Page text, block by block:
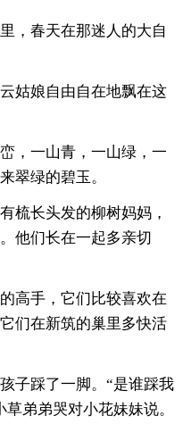
春天在那迷人的大自
娘自由自在地飘在这
一山青，一山绿，一
翠绿的碧玉。
长头发的柳树妈妈，
他们长在一起多亲切
手，它们比较喜欢在
们在新筑的巢里多快活
踩了一脚。“是谁踩我
弟弟哭对小花妹妹说。